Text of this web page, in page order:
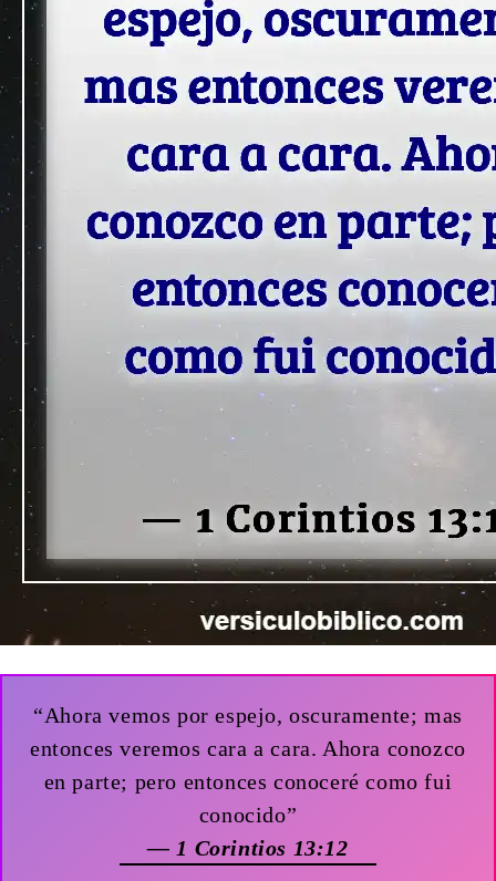
“Ahora vemos por espejo, oscuramente; mas
entonces veremos cara a cara. Ahora conozco
en parte; pero entonces conoceré como fui
conocido”
— 1 Corintios 13:12